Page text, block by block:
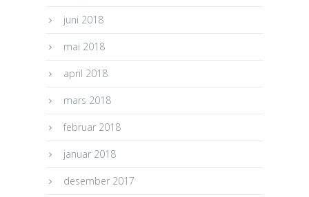
juni 2018
mai 2018
april 2018
mars 2018
februar 2018
januar 2018
desember 2017